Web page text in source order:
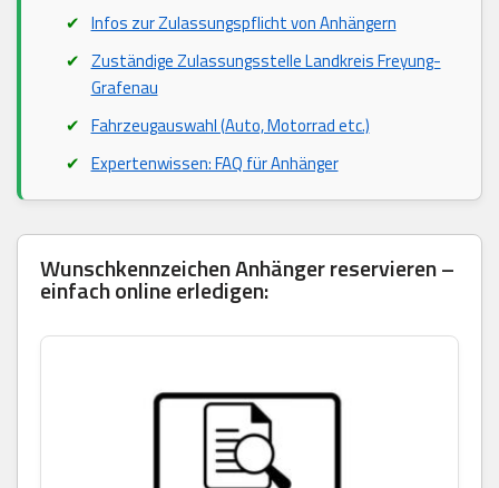
Infos zur Zulassungspflicht von Anhängern
Zuständige Zulassungsstelle Landkreis Freyung-
Grafenau
Fahrzeugauswahl (Auto, Motorrad etc.)
Expertenwissen: FAQ für Anhänger
Wunschkennzeichen Anhänger reservieren –
einfach online erledigen: